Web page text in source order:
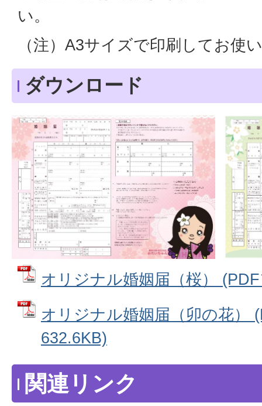
い。
（注）A3サイズで印刷してお使
ダウンロード
オリジナル婚姻届（桜）
オリジナル婚姻届（卯の花）
632.6KB)
関連リンク